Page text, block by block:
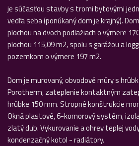
je súčasťou stavby s tromi bytovými
vedľa seba (ponúkaný dom je krajný).
plochou na dvoch podlažiach o výmere
plochou 115,09 m2, spolu s garážou a
pozemkom o výmere 197 m2.
Dom je murovaný, obvodové múry s
Porotherm, zateplenie kontaktným
hrúbke 150 mm. Stropné konštrukcie
Okná plastové, 6-komorový systém,
zlatý dub. Vykurovanie a ohrev teplej
kondenzačný kotol - radiátory.